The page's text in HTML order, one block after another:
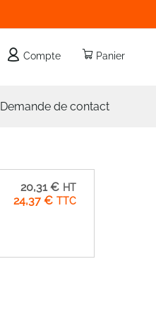
Panier
Compte
Demande de contact
Prix
Spécial
24,37 €
20,31 €